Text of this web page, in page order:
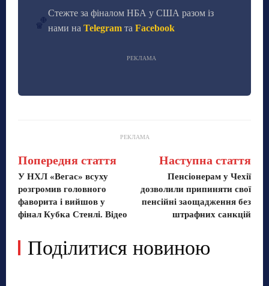
🏀
Стежте за фіналом НБА у США разом із
нами на Telegram та Facebook
РЕКЛАМА
РЕКЛАМА
Попередня стаття
У НХЛ «Вегас» всуху
розгромив головного
фаворита і вийшов у
фінал Кубка Стенлі. Відео
Наступна стаття
Пенсіонерам у Чехії
дозволили припиняти свої
пенсійні заощадження без
штрафних санкцій
Поділитися новиною